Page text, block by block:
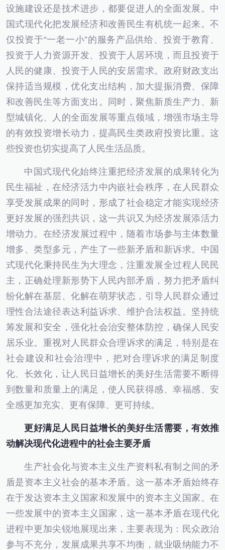
设施建设还是技术进步，都要促进人的全面发展。中
国式现代化把发展经济和改善民生有机统一起来。不
仅投资于“一老一小”的服务产品供给、投资于教育、
投资于人力资源开发、投资于人居环境，而且投资于
人民的健康、投资于人民的安居需求。政府财政支出
保持适当规模，优化支出结构，加大提振消费、保障
和改善民生等方面支出。同时，聚焦新质生产力、新
型城镇化、人的全面发展等重点领域，增强市场主导
的有效投资增长动力，提高民生类政府投资比重。这
些投资也切实提高了人民生活品质。
中国式现代化始终注重把经济发展的成果转化为
民生福祉，在经济活力中内嵌社会秩序，在人民群众
享受发展成果的同时，形成了社会稳定才能实现经济
更好发展的强烈共识，这一共识又为经济发展添活力
增动力。在经济发展过程中，随着市场参与主体数量
增多、类型多元，产生了一些新矛盾和新诉求。中国
式现代化秉持民生为大理念，注重发展全过程人民民
主，正确处理新形势下人民内部矛盾，努力把矛盾纠
纷化解在基层、化解在萌芽状态，引导人民群众通过
理性合法途径表达利益诉求、维护合法权益。坚持统
筹发展和安全，强化社会治安整体防控，确保人民安
居乐业。重视对人民群众合理诉求的满足，特别是在
社会建设和社会治理中，把对合理诉求的满足制度
化、长效化，让人民日益增长的美好生活需要不断得
到数量和质量上的满足，使人民获得感、幸福感、安
全感更加充实、更有保障、更可持续。
更好满足人民日益增长的美好生活需要，有效推
动解决现代化进程中的社会主要矛盾
生产社会化与资本主义生产资料私有制之间的矛
盾是资本主义社会的基本矛盾。这一基本矛盾始终存
在于发达资本主义国家和发展中的资本主义国家。在
一些发展中的资本主义国家，这一基本矛盾在现代化
进程中更加尖锐地展现出来，主要表现为：民众政治
参与不充分，发展成果共享不均衡，就业吸纳能力不